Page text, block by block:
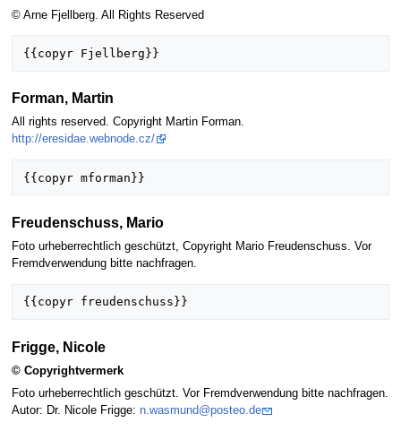
© Arne Fjellberg. All Rights Reserved
Forman, Martin
All rights reserved. Copyright Martin Forman.
http://eresidae.webnode.cz/
Freudenschuss, Mario
Foto urheberrechtlich geschützt, Copyright Mario Freudenschuss. Vor
Fremdverwendung bitte nachfragen.
Frigge, Nicole
© Copyrightvermerk
Foto urheberrechtlich geschützt. Vor Fremdverwendung bitte nachfragen.
Autor: Dr. Nicole Frigge: n.wasmund@posteo.de